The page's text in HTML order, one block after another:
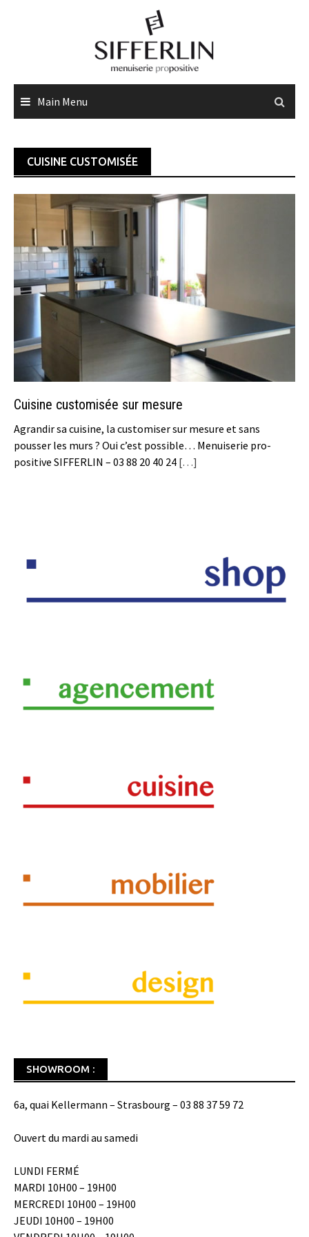
Main Menu
CUISINE CUSTOMISÉE
Cuisine customisée sur mesure
Agrandir sa cuisine, la customiser sur mesure et sans
pousser les murs ? Oui c’est possible… Menuiserie pro-
positive SIFFERLIN – 03 88 20 40 24 […]
SHOWROOM :
6a, quai Kellermann – Strasbourg – 03 88 37 59 72
Ouvert du mardi au samedi
LUNDI FERMÉ
MARDI 10H00 – 19H00
MERCREDI 10H00 – 19H00
JEUDI 10H00 – 19H00